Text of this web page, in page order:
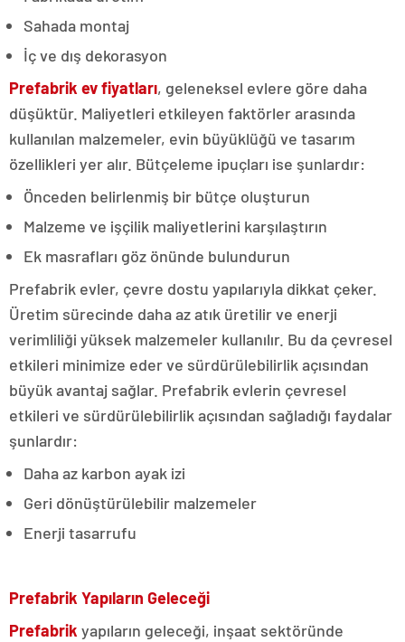
Sahada montaj
İç ve dış dekorasyon
Prefabrik ev fiyatları, geleneksel evlere göre daha
düşüktür. Maliyetleri etkileyen faktörler arasında
kullanılan malzemeler, evin büyüklüğü ve tasarım
özellikleri yer alır. Bütçeleme ipuçları ise şunlardır:
Önceden belirlenmiş bir bütçe oluşturun
Malzeme ve işçilik maliyetlerini karşılaştırın
Ek masrafları göz önünde bulundurun
Prefabrik evler, çevre dostu yapılarıyla dikkat çeker.
Üretim sürecinde daha az atık üretilir ve enerji
verimliliği yüksek malzemeler kullanılır. Bu da çevresel
etkileri minimize eder ve sürdürülebilirlik açısından
büyük avantaj sağlar. Prefabrik evlerin çevresel
etkileri ve sürdürülebilirlik açısından sağladığı faydalar
şunlardır:
Daha az karbon ayak izi
Geri dönüştürülebilir malzemeler
Enerji tasarrufu
Prefabrik Yapıların Geleceği
Prefabrik yapıların geleceği, inşaat sektöründe